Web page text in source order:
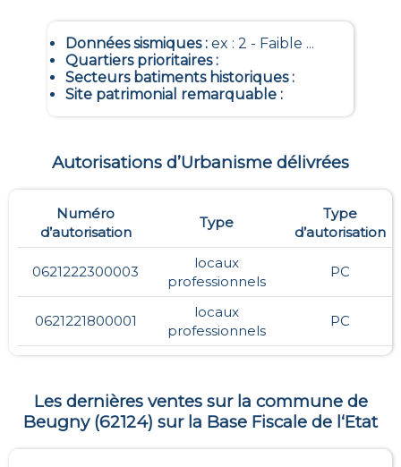
Données sismiques: ex : 2 - Faible ...
Quartiers prioritaires:
Secteurs batiments historiques:
Site patrimonial remarquable:
Autorisations d’Urbanisme délivrées
Numéro
d’autorisation
Type
Type
d’autorisation
0621222300003
locaux
professionnels
PC
0621221800001
locaux
professionnels
PC
Les dernières ventes sur la commune de
Beugny(62124) sur la Base Fiscale de l‘Etat